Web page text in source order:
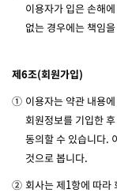
이용자가 입은 손해
없는 경우에는 책임
제6조(회원가입)
① 이용자는 약관 내용
회원정보를 기입한
동의할 수 있습니다.
것으로 봅니다.
② 회사는 제1항에 따라